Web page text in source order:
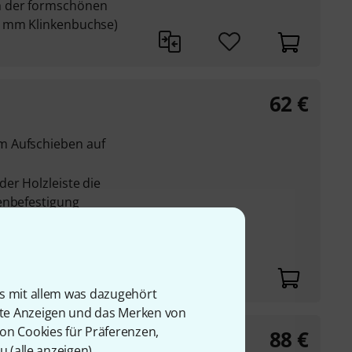
mit allem was dazugehört
Anzeigen und das Merken von
Cookies für Präferenzen,
formschönen
Klinkenbuchse)
Aufschieben auf
Holzleiste die
62 €
88 €